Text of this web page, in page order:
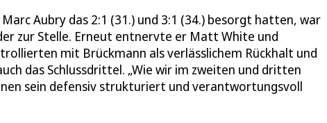
Aubry das 2:1 (31.) und 3:1 (34.) besorgt hatten, war
zur Stelle. Erneut entnervte er Matt White und
mit Brückmann als verlässlichem Rückhalt und
das Schlussdrittel. „Wie wir im zweiten und dritten
sein defensiv strukturiert und verantwortungsvoll